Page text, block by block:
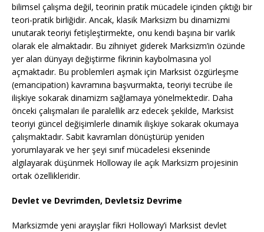
bilimsel çalışma değil, teorinin pratik mücadele içinden çıktığı bir
teori-pratik birliğidir. Ancak, klasik Marksizm bu dinamizmi
unutarak teoriyi fetişleştirmekte, onu kendi başına bir varlık
olarak ele almaktadır. Bu zihniyet giderek Marksizm’in özünde
yer alan dünyayı değiştirme fikrinin kaybolmasına yol
açmaktadır. Bu problemleri aşmak için Marksist özgürleşme
(emancipation) kavramına başvurmakta, teoriyi tecrübe ile
ilişkiye sokarak dinamizm sağlamaya yönelmektedir. Daha
önceki çalışmaları ile paralellik arz edecek şekilde, Marksist
teoriyi güncel değişimlerle dinamik ilişkiye sokarak okumaya
çalışmaktadır. Sabit kavramları dönüştürüp yeniden
yorumlayarak ve her şeyi sınıf mücadelesi ekseninde
algılayarak düşünmek Holloway ile açık Marksizm projesinin
ortak özellikleridir.
Devlet ve Devrimden, Devletsiz Devrime
Marksizmde yeni arayışlar fikri Holloway’i Marksist devlet